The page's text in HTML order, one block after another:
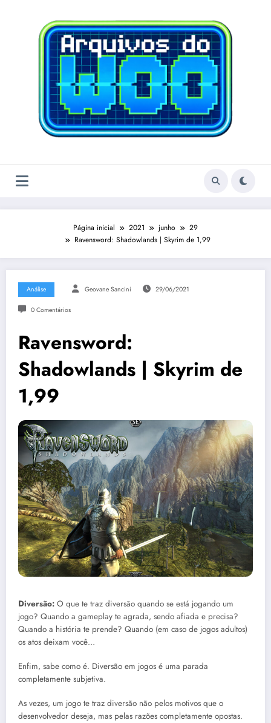
Página inicial 2021 junho
29
Ravensword: Shadowlands | Skyrim de 1,99
Análise Geovane Sancini 29/06/2021
0 Comentários
Ravensword:
Shadowlands | Skyrim de
1,99
Diversão: O que te traz diversão quando se está jogando um
jogo? Quando a gameplay te agrada, sendo afiada e precisa?
Quando a história te prende? Quando (em caso de jogos adultos)
os atos deixam você…
Enfim, sabe como é. Diversão em jogos é uma parada
completamente subjetiva.
As vezes, um jogo te traz diversão não pelos motivos que o
desenvolvedor deseja, mas pelas razões completamente opostas.